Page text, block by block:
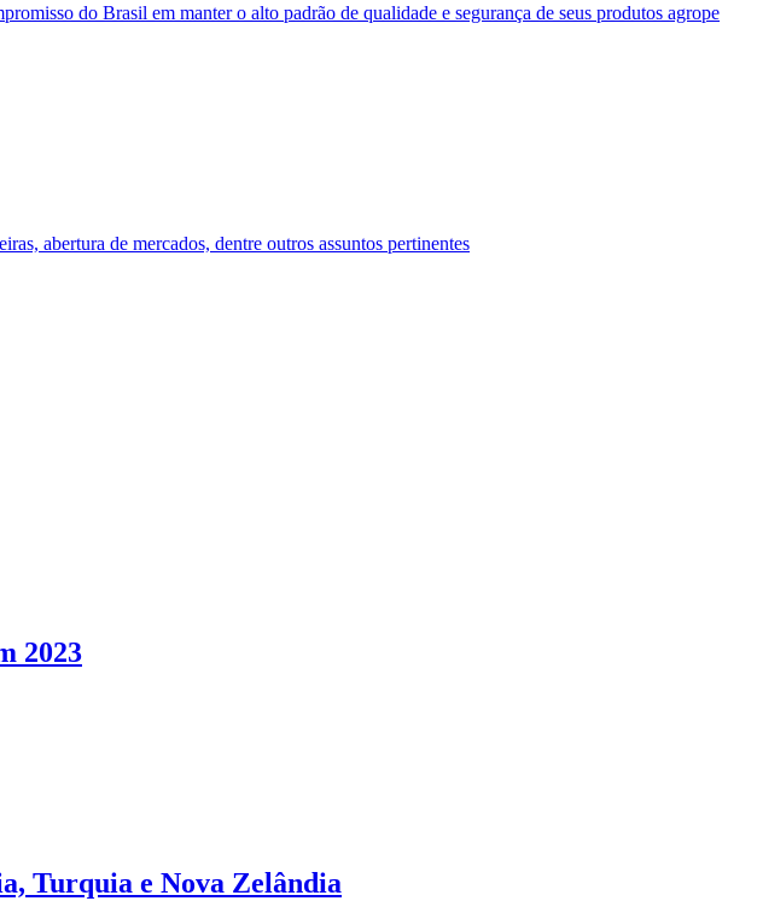
do Brasil em manter o alto padrão de qualidade e segurança de seus produtos agrope
abertura de mercados, dentre outros assuntos pertinentes
2023
Turquia e Nova Zelândia